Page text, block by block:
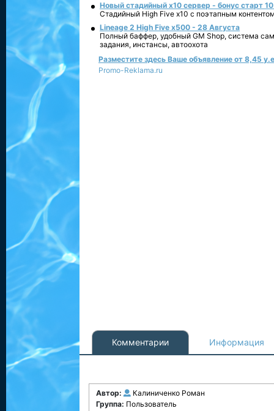
Новый стадийный х10 сервер - бонус старт
Стадийный High Five x10 с поэтапным
Lineage 2 High Five x500 - 28 Августа
Полный баффер, удобный GM Shop, система
задания, инстансы, автоохота
Разместите здесь Ваше объявление от 8,45
Promo-Reklama.ru
Комментарии Информация
Автор:
Калиниченко Роман
Группа: Пользователь